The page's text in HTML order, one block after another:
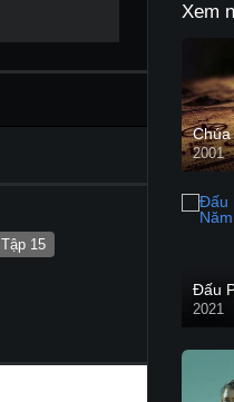
Tập 15
Xem
2001
2021